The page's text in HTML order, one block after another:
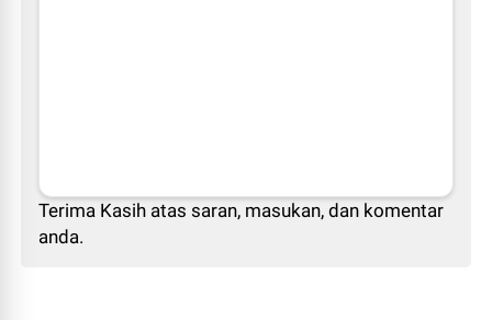
Terima Kasih atas saran, masukan, dan komentar
anda.